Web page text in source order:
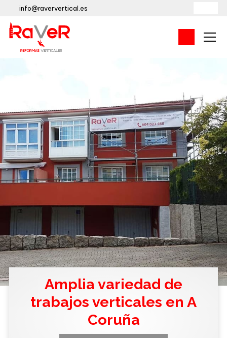
info@raververtical.es
Amplia variedad de
trabajos verticales en A
Coruña